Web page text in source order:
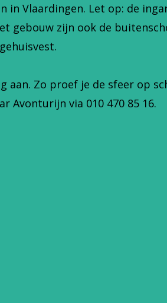
Vlaardingen. Let op: de
gebouw zijn ook de
aan. Zo proef je de sfeer op
Avonturijn via 010 470 85 16.